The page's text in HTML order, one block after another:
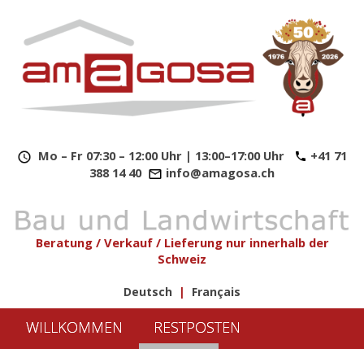
Mo – Fr 07:30 – 12:00 Uhr | 13:00–17:00 Uhr
+41 71
388 14 40
info@amagosa.ch
Beratung / Verkauf / Lieferung nur innerhalb der
Schweiz
Deutsch | Français
WILLKOMMEN
RESTPOSTEN